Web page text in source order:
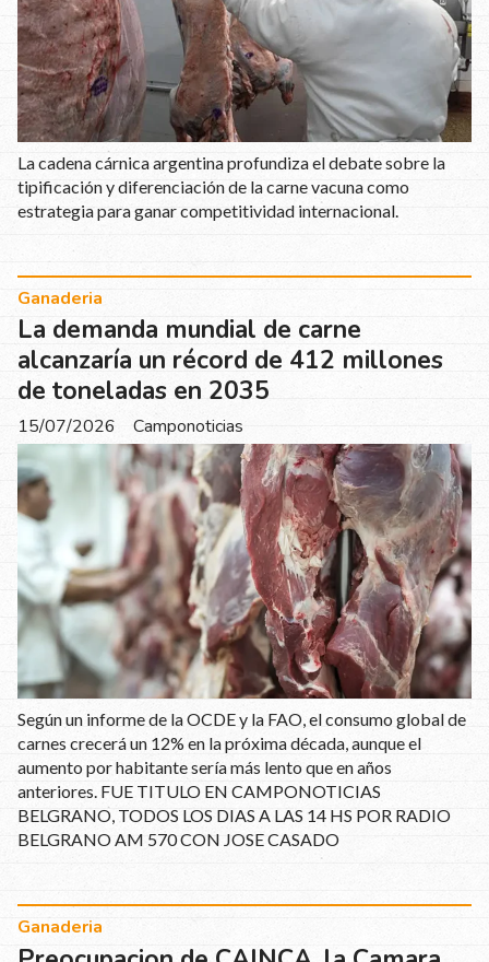
La cadena cárnica argentina profundiza el debate sobre la
tipificación y diferenciación de la carne vacuna como
estrategia para ganar competitividad internacional.
La demanda mundial de carne
alcanzaría un récord de 412 millones
de toneladas en 2035
Camponoticias
Ganaderia
15/07/2026
Según un informe de la OCDE y la FAO, el consumo global de
carnes crecerá un 12% en la próxima década, aunque el
aumento por habitante sería más lento que en años
anteriores. FUE TITULO EN CAMPONOTICIAS
BELGRANO, TODOS LOS DIAS A LAS 14 HS POR RADIO
BELGRANO AM 570 CON JOSE CASADO
Ganaderia